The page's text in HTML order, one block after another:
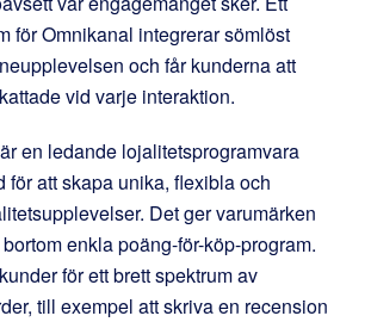
för Omnikanal integrerar sömlöst
och får kunderna att
vid varje interaktion.
är en ledande lojalitetsprogramvara
för att skapa unika, flexibla och
Det ger varumärken
enkla poäng-för-köp-program.
för ett brett spektrum av
till exempel att skriva en recension